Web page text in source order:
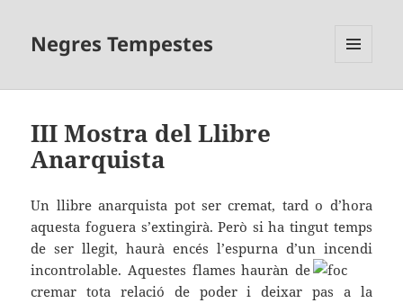
Negres Tempestes
III Mostra del Llibre
Anarquista
Un llibre anarquista pot ser cremat, tard o d’hora
aquesta foguera s’extingirà. Però si ha tingut temps
de ser llegit, haurà encés l’espurna d’un incendi
incontrolable. Aquestes flames hauràn de
cremar tota relació de poder i deixar pas a la